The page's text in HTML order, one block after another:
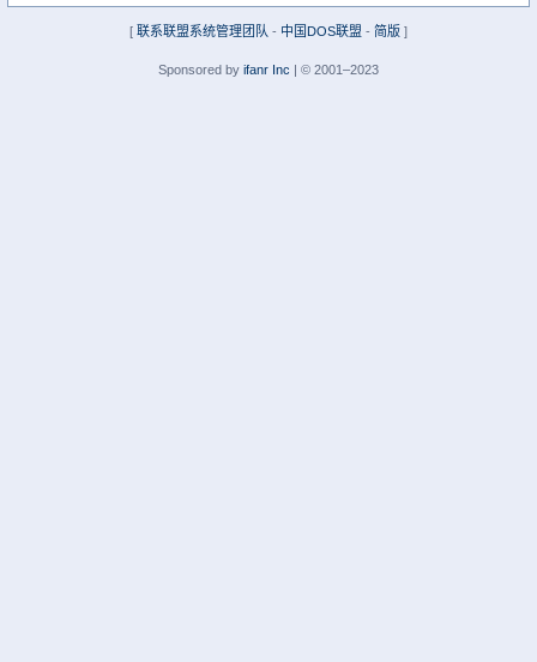
[ 联系联盟系统管理团队 - 中国DOS联盟 - 简版 ]
Sponsored by ifanr Inc | © 2001–2023